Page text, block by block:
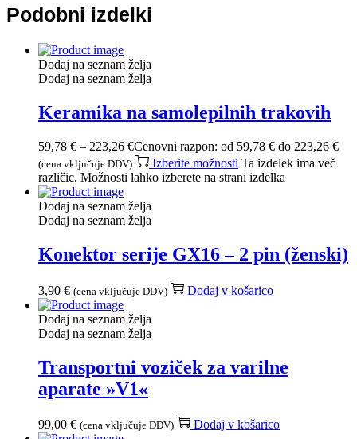
Podobni izdelki
Dodaj na seznam želja
Dodaj na seznam želja
Keramika na samolepilnih trakovih
59,78 € – 223,26 €Cenovni razpon: od 59,78 € do 223,26 €
(cena vključuje DDV) Izberite možnosti Ta izdelek ima več
različic. Možnosti lahko izberete na strani izdelka
Dodaj na seznam želja
Dodaj na seznam želja
Konektor serije GX16 – 2 pin (ženski)
3,90 € (cena vključuje DDV) Dodaj v košarico
Dodaj na seznam želja
Dodaj na seznam želja
Transportni voziček za varilne
aparate »V1«
99,00 € (cena vključuje DDV) Dodaj v košarico